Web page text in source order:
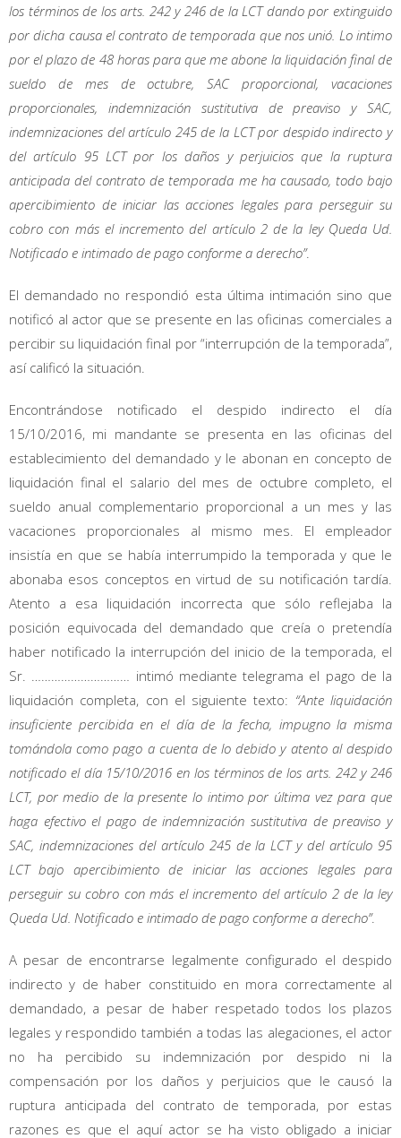
los términos de los arts. 242 y 246 de la LCT dando por extinguido
por dicha causa el contrato de temporada que nos unió. Lo intimo
por el plazo de 48 horas para que me abone la liquidación final de
sueldo de mes de octubre, SAC proporcional, vacaciones
proporcionales, indemnización sustitutiva de preaviso y SAC,
indemnizaciones del artículo 245 de la LCT por despido indirecto y
del artículo 95 LCT por los daños y perjuicios que la ruptura
anticipada del contrato de temporada me ha causado, todo bajo
apercibimiento de iniciar las acciones legales para perseguir su
cobro con más el incremento del artículo 2 de la ley Queda Ud.
Notificado e intimado de pago conforme a derecho”.
El demandado no respondió esta última intimación sino que
notificó al actor que se presente en las oficinas comerciales a
percibir su liquidación final por “interrupción de la temporada”,
así calificó la situación.
Encontrándose notificado el despido indirecto el día
15/10/2016, mi mandante se presenta en las oficinas del
establecimiento del demandado y le abonan en concepto de
liquidación final el salario del mes de octubre completo, el
sueldo anual complementario proporcional a un mes y las
vacaciones proporcionales al mismo mes. El empleador
insistía en que se había interrumpido la temporada y que le
abonaba esos conceptos en virtud de su notificación tardía.
Atento a esa liquidación incorrecta que sólo reflejaba la
posición equivocada del demandado que creía o pretendía
haber notificado la interrupción del inicio de la temporada, el
Sr. ………………………… intimó mediante telegrama el pago de la
liquidación completa, con el siguiente texto: “Ante liquidación
insuficiente percibida en el día de la fecha, impugno la misma
tomándola como pago a cuenta de lo debido y atento al despido
notificado el día 15/10/2016 en los términos de los arts. 242 y 246
LCT, por medio de la presente lo intimo por última vez para que
haga efectivo el pago de indemnización sustitutiva de preaviso y
SAC, indemnizaciones del artículo 245 de la LCT y del artículo 95
LCT bajo apercibimiento de iniciar las acciones legales para
perseguir su cobro con más el incremento del artículo 2 de la ley
Queda Ud. Notificado e intimado de pago conforme a derecho”.
A pesar de encontrarse legalmente configurado el despido
indirecto y de haber constituido en mora correctamente al
demandado, a pesar de haber respetado todos los plazos
legales y respondido también a todas las alegaciones, el actor
no ha percibido su indemnización por despido ni la
compensación por los daños y perjuicios que le causó la
ruptura anticipada del contrato de temporada, por estas
razones es que el aquí actor se ha visto obligado a iniciar